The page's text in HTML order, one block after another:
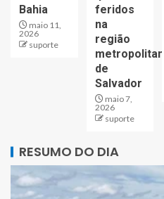
Bahia
maio 11,
2026
suporte
feridos
na
região
metropolitana
de
Salvador
maio 7,
2026
suporte
RESUMO DO DIA